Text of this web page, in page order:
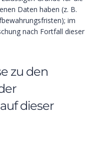
Daten haben (z. B.
im
nach Fortfall dieser
zu den
dieser